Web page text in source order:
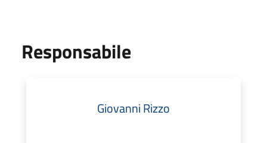
Responsabile
Giovanni Rizzo